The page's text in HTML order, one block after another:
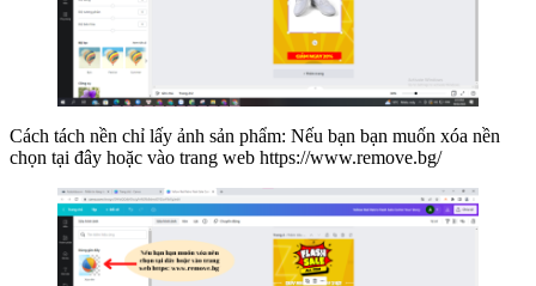
Cách tách nền chỉ lấy ảnh sản phẩm: Nếu bạn bạn muốn xóa nền
chọn tại đây hoặc vào trang web https://www.remove.bg/